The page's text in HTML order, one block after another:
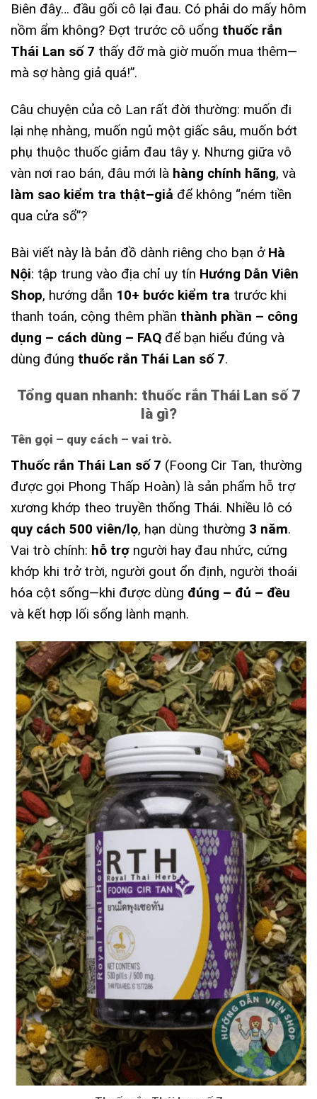
Biên đây… đầu gối cô lại đau. Có phải do mấy hôm
nồm ẩm không? Đợt trước cô uống thuốc rắn
Thái Lan số 7 thấy đỡ mà giờ muốn mua thêm—
mà sợ hàng giả quá!”.
Câu chuyện của cô Lan rất đời thường: muốn đi
lại nhẹ nhàng, muốn ngủ một giấc sâu, muốn bớt
phụ thuộc thuốc giảm đau tây y. Nhưng giữa vô
vàn nơi rao bán, đâu mới là hàng chính hãng, và
làm sao kiểm tra thật–giả để không “ném tiền
qua cửa sổ”?
Bài viết này là bản đồ dành riêng cho bạn ở Hà
Nội: tập trung vào địa chỉ uy tín Hướng Dẫn Viên
Shop, hướng dẫn 10+ bước kiểm tra trước khi
thanh toán, cộng thêm phần thành phần – công
dụng – cách dùng – FAQ để bạn hiểu đúng và
dùng đúng thuốc rắn Thái Lan số 7.
Tổng quan nhanh: thuốc rắn Thái Lan số 7
là gì?
Tên gọi – quy cách – vai trò.
Thuốc rắn Thái Lan số 7 (Foong Cir Tan, thường
được gọi Phong Thấp Hoàn) là sản phẩm hỗ trợ
xương khớp theo truyền thống Thái. Nhiều lô có
quy cách 500 viên/lọ, hạn dùng thường 3 năm.
Vai trò chính: hỗ trợ người hay đau nhức, cứng
khớp khi trở trời, người gout ổn định, người thoái
hóa cột sống—khi được dùng đúng – đủ – đều
và kết hợp lối sống lành mạnh.